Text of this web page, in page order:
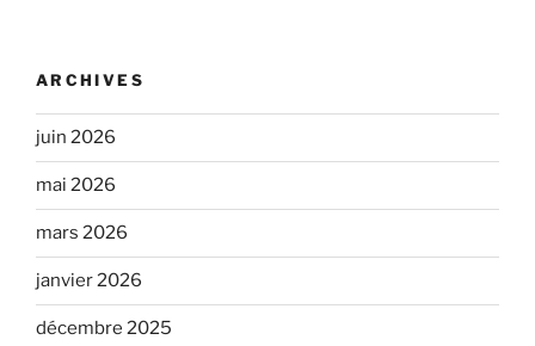
ARCHIVES
juin 2026
mai 2026
mars 2026
janvier 2026
décembre 2025